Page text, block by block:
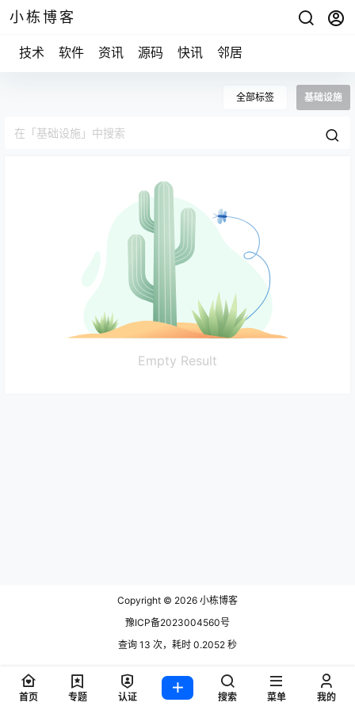
小栋博客
技术 软件 资讯 源码 快讯 邻居
全部标签 基础设施
Empty Result
Copyright © 2026 小栋博客
豫ICP备2023004560号
查询 13 次，耗时 0.2052 秒
首页 专题 认证 搜索 菜单 我的